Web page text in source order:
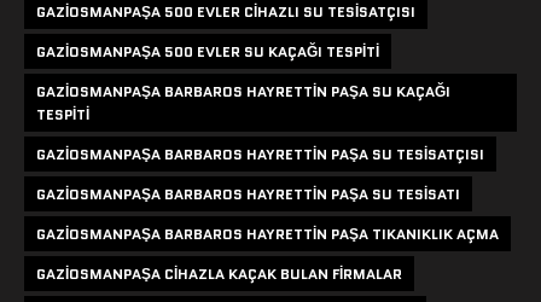
GAZIOSMANPAŞA 500 EVLER CIHAZLI SU TESISATÇISI
GAZIOSMANPAŞA 500 EVLER SU KAÇAĞI TESPITI
GAZIOSMANPAŞA BARBAROS HAYRETTIN PAŞA SU KAÇAĞI
TESPITI
GAZIOSMANPAŞA BARBAROS HAYRETTIN PAŞA SU TESISATÇISI
GAZIOSMANPAŞA BARBAROS HAYRETTIN PAŞA SU TESISATI
GAZIOSMANPAŞA BARBAROS HAYRETTIN PAŞA TIKANIKLIK AÇMA
GAZIOSMANPAŞA CIHAZLA KAÇAK BULAN FIRMALAR